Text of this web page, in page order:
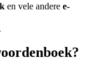
en vele andere e-